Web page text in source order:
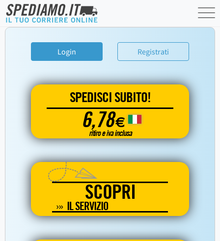
Login Registrati
SPEDISCI SUBITO!
6,78€
ritiro e iva inclusa
SCOPRI
IL SERVIZIO